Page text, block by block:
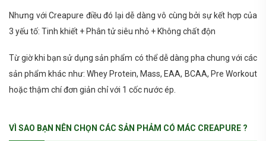
Nhưng với Creapure điều đó lại dễ dàng vô cùng bởi sự kết hợp của
3 yếu tố: Tinh khiết + Phân tử siêu nhỏ + Không chất độn
Từ giờ khi bạn sử dụng sản phẩm có thể dễ dàng pha chung với các
sản phẩm khác như: Whey Protein, Mass, EAA, BCAA, Pre Workout
hoặc thậm chí đơn giản chỉ với 1 cốc nước ép.
VÌ SAO BẠN NÊN CHỌN CÁC SẢN PHẢM CÓ MÁC CREAPURE ?